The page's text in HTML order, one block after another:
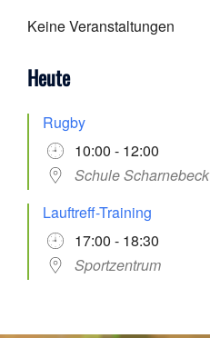
Keine Veranstaltungen
Heute
Rugby
10:00 - 12:00
Schule Scharnebeck
Lauftreff-Training
17:00 - 18:30
Sportzentrum